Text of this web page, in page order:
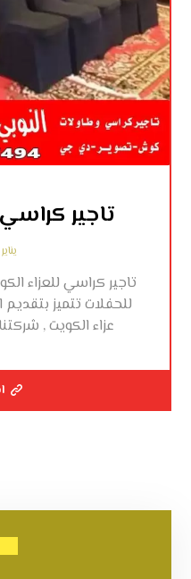
تاجير
يناير ١٠, ٢٠٢٥
للحفلات تتميز
عزاء الكويت ,